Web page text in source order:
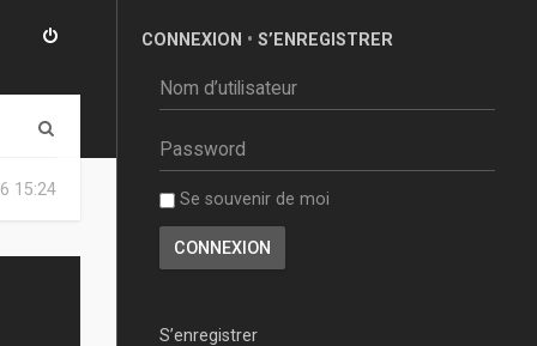
15:24
CONNEXION • S’ENREGISTRER
Se souvenir de moi
S’enregistrer